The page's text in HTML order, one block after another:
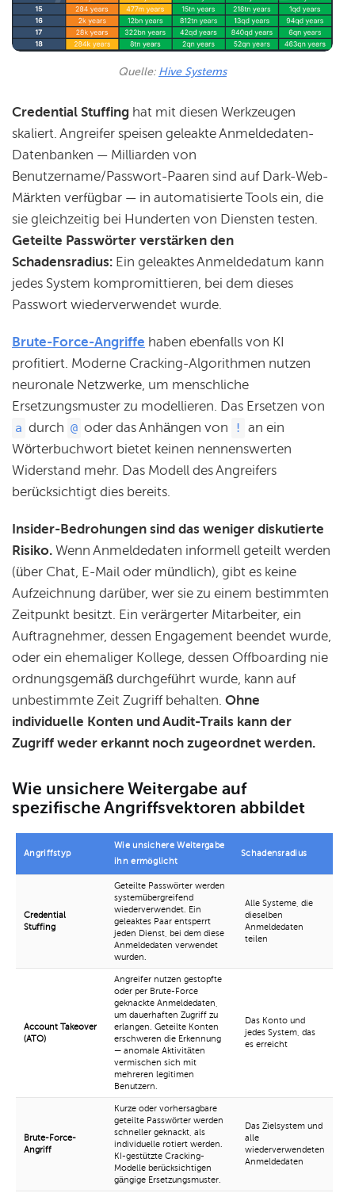
Quelle: Hive Systems
Credential Stuffing hat mit diesen Werkzeugen
skaliert. Angreifer speisen geleakte Anmeldedaten-
Datenbanken — Milliarden von
Benutzername/Passwort-Paaren sind auf Dark-Web-
Märkten verfügbar — in automatisierte Tools ein, die
sie gleichzeitig bei Hunderten von Diensten testen.
Geteilte Passwörter verstärken den
Schadensradius: Ein geleaktes Anmeldedatum kann
jedes System kompromittieren, bei dem dieses
Passwort wiederverwendet wurde.
Brute-Force-Angriffe haben ebenfalls von KI
profitiert. Moderne Cracking-Algorithmen nutzen
neuronale Netzwerke, um menschliche
Ersetzungsmuster zu modellieren. Das Ersetzen von
a durch @ oder das Anhängen von !
an ein
Wörterbuchwort bietet keinen nennenswerten
Widerstand mehr. Das Modell des Angreifers
berücksichtigt dies bereits.
Insider-Bedrohungen sind das weniger diskutierte
Risiko. Wenn Anmeldedaten informell geteilt werden
(über Chat, E-Mail oder mündlich), gibt es keine
Aufzeichnung darüber, wer sie zu einem bestimmten
Zeitpunkt besitzt. Ein verärgerter Mitarbeiter, ein
Auftragnehmer, dessen Engagement beendet wurde,
oder ein ehemaliger Kollege, dessen Offboarding nie
ordnungsgemäß durchgeführt wurde, kann auf
unbestimmte Zeit Zugriff behalten. Ohne
individuelle Konten und Audit-Trails kann der
Zugriff weder erkannt noch zugeordnet werden.
Wie unsichere Weitergabe auf
spezifische Angriffsvektoren abbildet
Angriffstyp
Wie unsichere Weitergabe
ihn ermöglicht
Schadensradius
Credential
Stuffing
Geteilte Passwörter werden
systemübergreifend
wiederverwendet. Ein
geleaktes Paar entsperrt
jeden Dienst, bei dem diese
Anmeldedaten verwendet
wurden.
Alle Systeme, die
dieselben
Anmeldedaten
teilen
Account Takeover
(ATO)
Angreifer nutzen gestopfte
oder per Brute-Force
geknackte Anmeldedaten,
um dauerhaften Zugriff zu
erlangen. Geteilte Konten
erschweren die Erkennung
— anomale Aktivitäten
vermischen sich mit
mehreren legitimen
Benutzern.
Das Konto und
jedes System, das
es erreicht
Brute-Force-
Angriff
Kurze oder vorhersagbare
geteilte Passwörter werden
schneller geknackt, als
individuelle rotiert werden.
KI-gestützte Cracking-
Modelle berücksichtigen
gängige Ersetzungsmuster.
Das Zielsystem und
alle
wiederverwendeten
Anmeldedaten